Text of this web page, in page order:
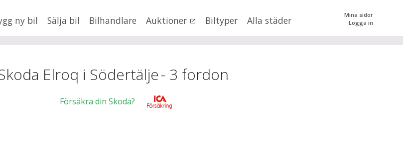
ny bil Sälja bil Bilhandlare Auktioner Biltyper Alla städer
Mina sidor
Logga in
0 kr tillmer än 500000
Elroq i Södertälje- 3 fordon
Försäkra din Skoda?